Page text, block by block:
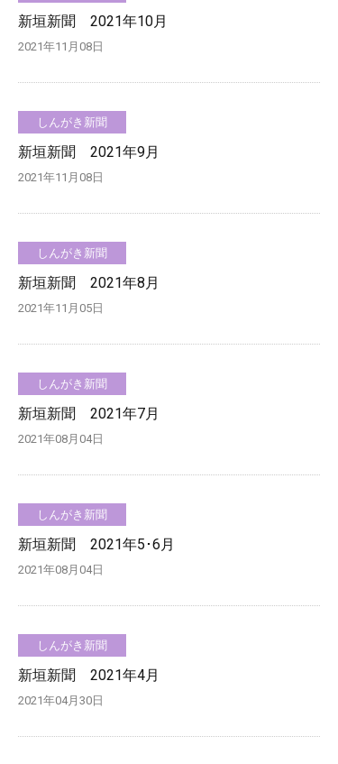
新垣新聞 2021年10月
2021年11月08日
しんがき新聞
新垣新聞 2021年9月
2021年11月08日
しんがき新聞
新垣新聞 2021年8月
2021年11月05日
しんがき新聞
新垣新聞 2021年7月
2021年08月04日
しんがき新聞
新垣新聞 2021年5･6月
2021年08月04日
しんがき新聞
新垣新聞 2021年4月
2021年04月30日